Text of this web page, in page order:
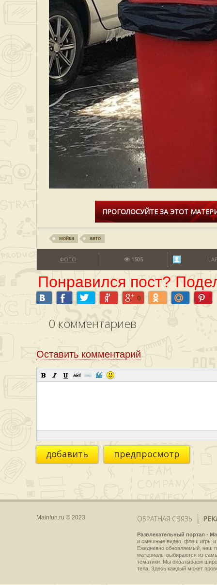
ПРОГОЛОСУЙТЕ ЗА ЭТОТ
мойка авто
ФОТО 1505
Понравился пост?
0
0 комментариев
Оставить комментарий
добавить предпросмотр
Mainfun.ru © 2023 ОБРАТНАЯ СВЯЗЬ
Развлекательный портал -
и смешные видео, флеш игры и
Ежедневно обновляемый, наш
материалы выбираются из
тематики. Мы охватываем
тела. Здесь каждый может